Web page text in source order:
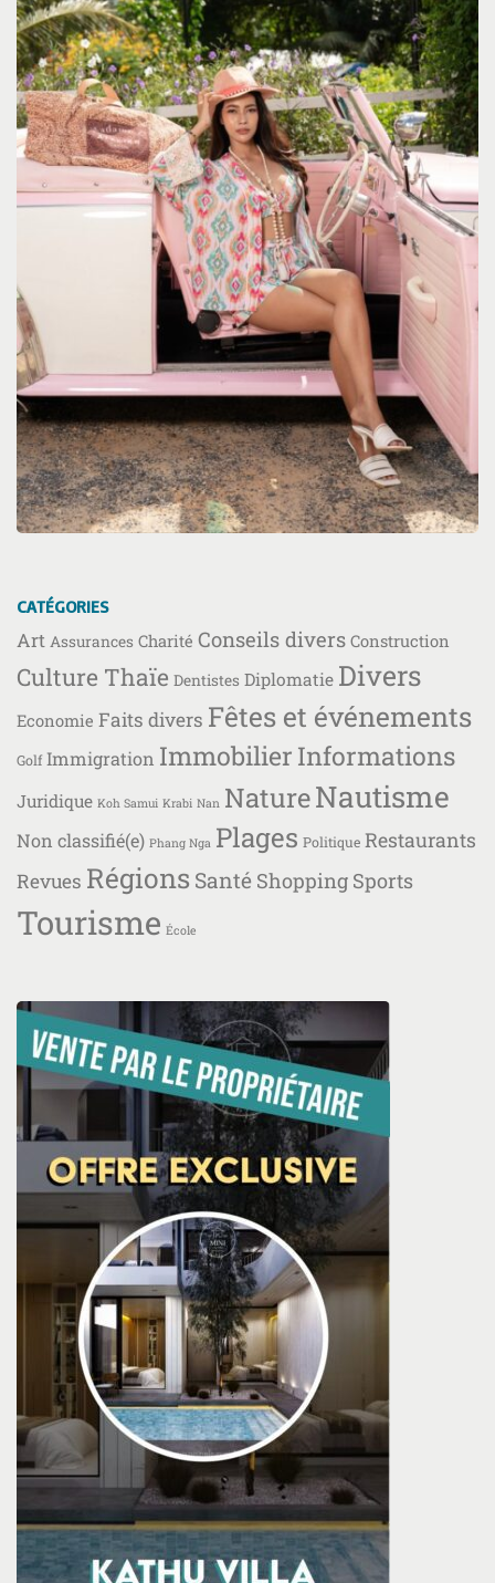
CATÉGORIES
Art Assurances Charité Conseils divers Construction
Culture Thaïe Dentistes Diplomatie Divers
Economie Faits divers Fêtes et événements
Golf Immigration Immobilier Informations
Juridique Koh Samui Krabi Nan NatureNautisme
Non classifié(e) Phang Nga Plages Politique Restaurants
Revues Régions Santé Shopping Sports
Tourisme École